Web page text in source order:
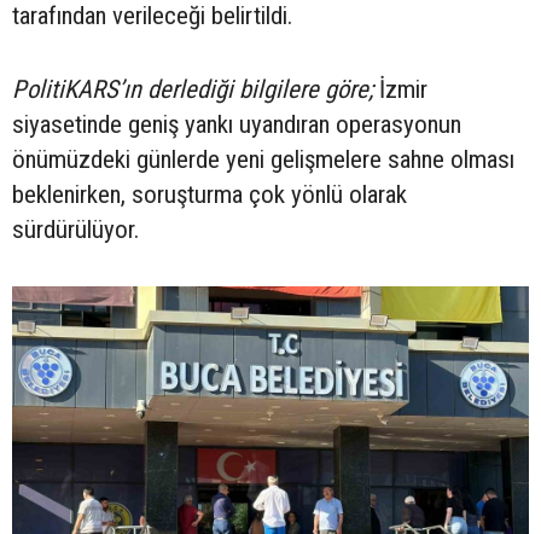
tarafından verileceği belirtildi.
PolitiKARS’ın derlediği bilgilere göre;İzmir
siyasetinde geniş yankı uyandıran operasyonun
önümüzdeki günlerde yeni gelişmelere sahne olması
beklenirken, soruşturma çok yönlü olarak
sürdürülüyor.